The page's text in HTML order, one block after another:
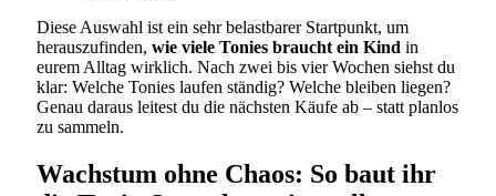
Diese Auswahl ist ein sehr belastbarer Startpunkt, um
herauszufinden, wie viele Tonies braucht ein Kind in
eurem Alltag wirklich. Nach zwei bis vier Wochen siehst du
klar: Welche Tonies laufen ständig? Welche bleiben liegen?
Genau daraus leitest du die nächsten Käufe ab – statt planlos
zu sammeln.
Wachstum ohne Chaos: So baut ihr